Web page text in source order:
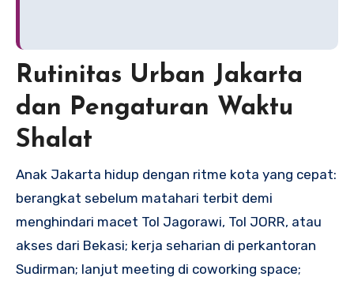
Rutinitas Urban Jakarta
dan Pengaturan Waktu
Shalat
Anak Jakarta hidup dengan ritme kota yang cepat:
berangkat sebelum matahari terbit demi
menghindari macet Tol Jagorawi, Tol JORR, atau
akses dari Bekasi; kerja seharian di perkantoran
Sudirman; lanjut meeting di coworking space;